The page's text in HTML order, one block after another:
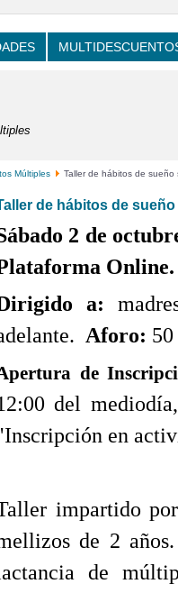
Múltiples Taller de hábitos de
de hábitos de
2 de
Online.
a:
Aforo:
de
del
en
impartido
de 2 años.
de